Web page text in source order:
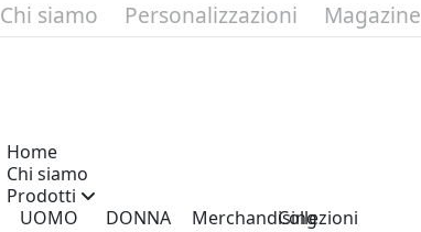
Chi siamo Personalizzazioni Magazine
Home
Chi siamo
Prodotti
UOMO
DONNA
MerchandisingCollezioni